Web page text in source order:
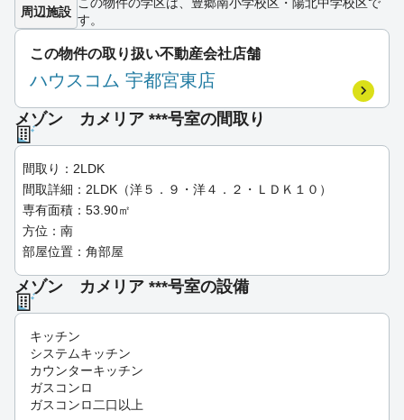
周辺施設
この物件の学区は、豊郷南小学校区・陽北中学校区で
す。
この物件の取り扱い不動産会社店舗
ハウスコム 宇都宮東店
メゾン カメリア ***号室の間取り
間取り：2LDK
間取詳細：2LDK（洋５．９・洋４．２・ＬＤＫ１０）
専有面積：53.90㎡
方位：南
部屋位置：角部屋
メゾン カメリア ***号室の設備
キッチン
システムキッチン
カウンターキッチン
ガスコンロ
ガスコンロ二口以上